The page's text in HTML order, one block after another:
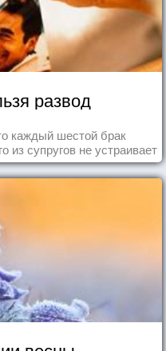
развод
каждый шестой брак
из супругов не устраивает
ему в семье.